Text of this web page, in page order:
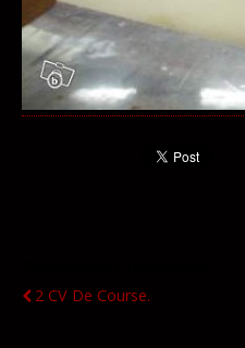
2 CV De Course.